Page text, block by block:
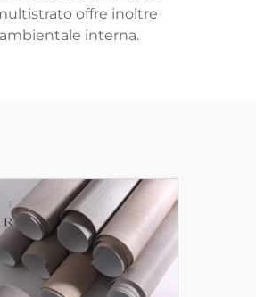
offre inoltre
interna.